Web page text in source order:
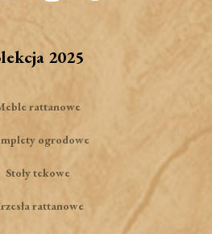
2025
rattanowe
ogrodowe
Stoły tekowe
rattanowe